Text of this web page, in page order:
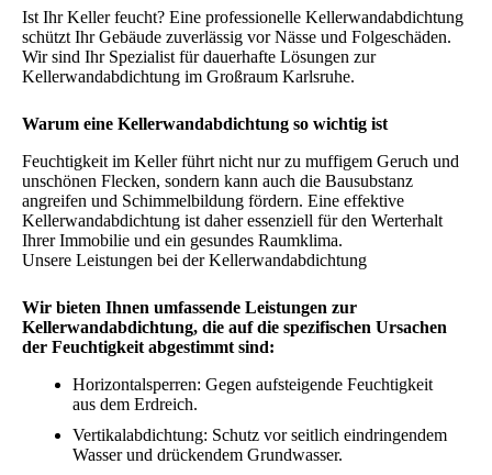
Ist Ihr Keller feucht? Eine professionelle Kellerwandabdichtung
schützt Ihr Gebäude zuverlässig vor Nässe und Folgeschäden.
Wir sind Ihr Spezialist für dauerhafte Lösungen zur
Kellerwandabdichtung im Großraum Karlsruhe.
Warum eine Kellerwandabdichtung so wichtig ist
Feuchtigkeit im Keller führt nicht nur zu muffigem Geruch und
unschönen Flecken, sondern kann auch die Bausubstanz
angreifen und Schimmelbildung fördern. Eine effektive
Kellerwandabdichtung ist daher essenziell für den Werterhalt
Ihrer Immobilie und ein gesundes Raumklima.
Unsere Leistungen bei der Kellerwandabdichtung
Wir bieten Ihnen umfassende Leistungen zur
Kellerwandabdichtung, die auf die spezifischen Ursachen
der Feuchtigkeit abgestimmt sind:
Horizontalsperren: Gegen aufsteigende Feuchtigkeit
aus dem Erdreich.
Vertikalabdichtung: Schutz vor seitlich eindringendem
Wasser und drückendem Grundwasser.